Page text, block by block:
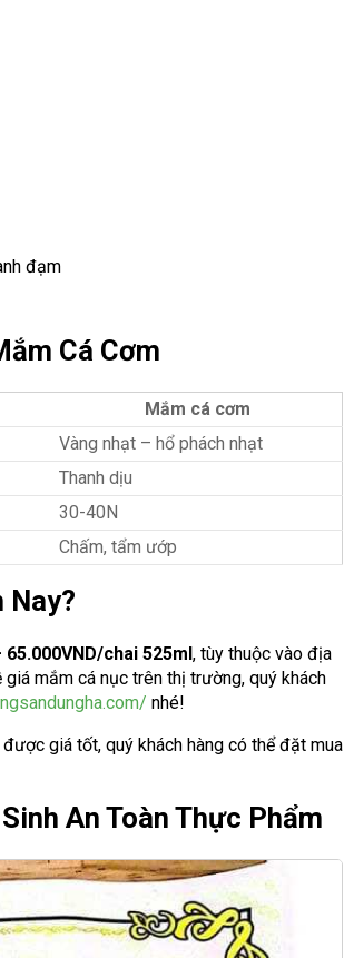
đạm
Cá Cơm
Mắm cá cơm
Vàng nhạt – hổ phách nhạt
Thanh dịu
30-40N
Chấm, tẩm ướp
Nay?
65.000VND/chai 525ml, tùy thuộc vào địa
mắm cá nục trên thị trường, quý khách
nhé!
giá tốt, quý khách hàng có thể đặt mua
An Toàn Thực Phẩm